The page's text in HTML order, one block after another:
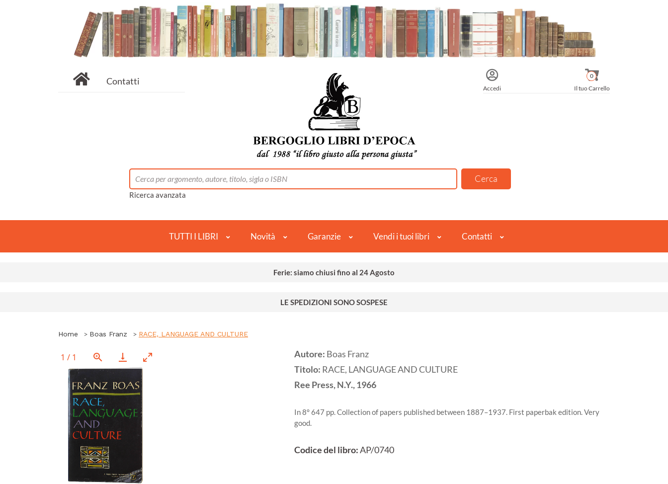
Contatti
Accedi Il tuo Carrello
0
Ricerca avanzata
TUTTI I LIBRI Novità Garanzie Vendi i tuoi libri Contatti
Ferie: siamo chiusi fino al 24 Agosto
LE SPEDIZIONI SONO SOSPESE
Home Boas Franz RACE, LANGUAGE AND CULTURE
1 / 1 Autore: Boas Franz
Titolo: RACE, LANGUAGE AND CULTURE
Ree Press, N.Y.,1966
In 8° 647 pp. Collection of papers published between 1887–1937. First paperbak edition. Very
good.
Codice del libro:AP/0740